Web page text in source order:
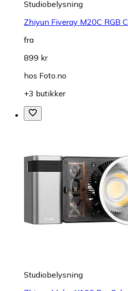
Studiobelysning
Zhiyun Fiveray M20C RGB
fra
899 kr
hos Foto.no
+3 butikker
Studiobelysning